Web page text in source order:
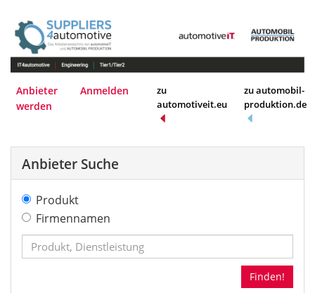
Anbieter
werden
Anmelden
zu
automotiveit.eu
zu automobil-
produktion.de
Anbieter Suche
Produkt
Firmennamen
Finden!